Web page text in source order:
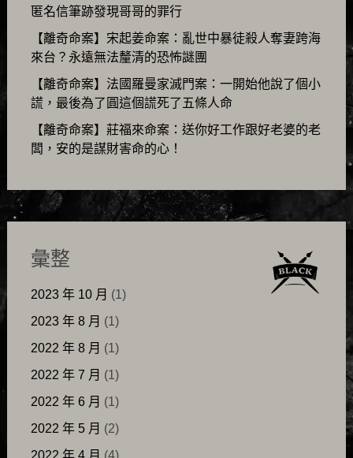
匿名信筆跡發現哥哥的罪行
【離奇命案】宋起姜命案：亂世中暴徒殺人奪妻跨海
來台？永遠無法釐清的恐怖謎團
【離奇命案】法國羅曼家滅門案：一開始他說了個小
謊，最後為了圓這個謊死了五條人命
【離奇命案】莊福來命案：送你好工作跟好老婆的老
闆，安的是謀財害命的心！
彙整
2023 年 10 月 (1)
2023 年 8 月 (1)
2022 年 8 月 (1)
2022 年 7 月 (1)
2022 年 6 月 (1)
2022 年 5 月 (2)
2022 年 4 月 (4)